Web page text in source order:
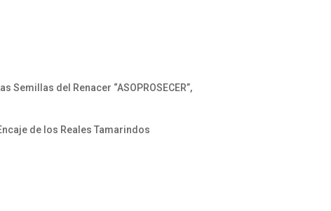
del Renacer “ASOPROSECER”,
de los Reales Tamarindos